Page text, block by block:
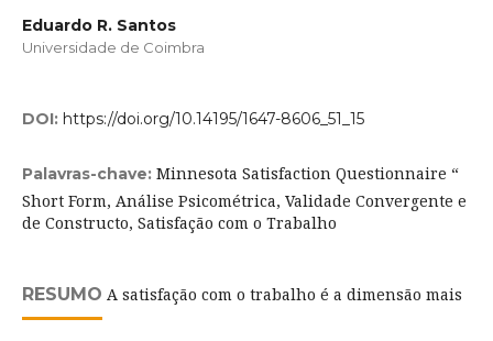
Eduardo R. Santos
Universidade de Coimbra
DOI: https://doi.org/10.14195/1647-8606_51_15
Palavras-chave: Minnesota Satisfaction Questionnaire “
Short Form, Análise Psicométrica, Validade Convergente e
de Constructo, Satisfação com o Trabalho
RESUMO A satisfação com o trabalho é a dimensão mais